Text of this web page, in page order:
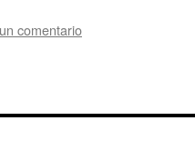
comentario